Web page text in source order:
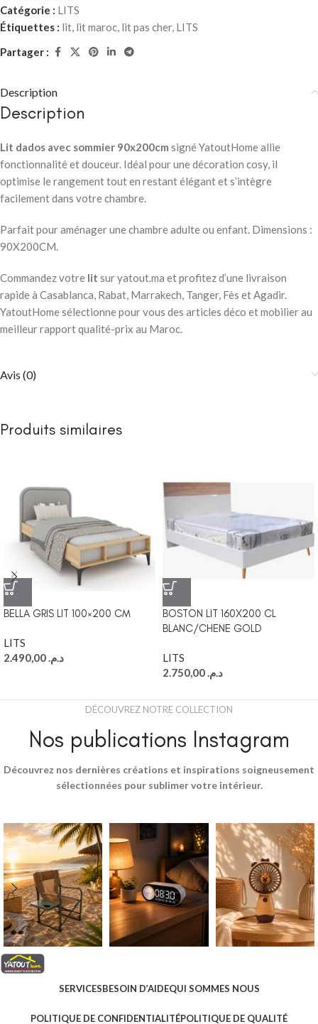
Catégorie : LITS
Étiquettes : lit, lit maroc, lit pas cher, LITS
Partager :
Description
Description
Lit dados avec sommier 90x200cm signé YatoutHome allie
fonctionnalité et douceur. Idéal pour une décoration cosy, il
optimise le rangement tout en restant élégant et s’intègre
facilement dans votre chambre.
Parfait pour aménager une chambre adulte ou enfant. Dimensions :
90X200CM.
Commandez votre lit sur yatout.ma et profitez d’une livraison
rapide à Casablanca, Rabat, Marrakech, Tanger, Fès et Agadir.
YatoutHome sélectionne pour vous des articles déco et mobilier au
meilleur rapport qualité-prix au Maroc.
Avis (0)
Produits similaires
BELLA GRIS LIT 100×200 CM
LITS
د.م.
BOSTON LIT 160X200 CL
BLANC/CHENE GOLD
LITS
د.م.
DÉCOUVREZ NOTRE COLLECTION
Nos publications Instagram
Découvrez nos dernières créations et inspirations soigneusement
sélectionnées pour sublimer votre intérieur.
SERVICESBESOIN D’AIDEQUI SOMMES NOUS
POLITIQUE DE CONFIDENTIALITÉPOLITIQUE DE QUALITÉ